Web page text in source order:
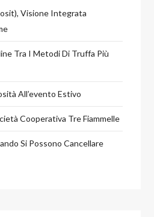
Visione Integrata
Tra I Metodi Di Truffa Più
All’evento Estivo
Cooperativa Tre Fiammelle
Si Possono Cancellare